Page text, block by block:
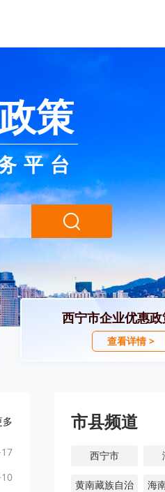
策
平台
西宁市企业优惠
查看详情 >
多 市县频道
西宁市
黄南藏族自治
海